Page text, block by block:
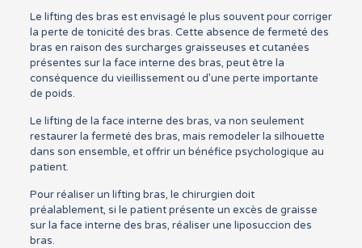
Le lifting des bras est envisagé le plus souvent pour corriger
la perte de tonicité des bras. Cette absence de fermeté des
bras en raison des surcharges graisseuses et cutanées
présentes sur la face interne des bras, peut être la
conséquence du vieillissement ou d’une perte importante
de poids.
Le lifting de la face interne des bras, va non seulement
restaurer la fermeté des bras, mais remodeler la silhouette
dans son ensemble, et offrir un bénéfice psychologique au
patient.
Pour réaliser un lifting bras, le chirurgien doit
préalablement, si le patient présente un excès de graisse
sur la face interne des bras, réaliser une liposuccion des
bras.